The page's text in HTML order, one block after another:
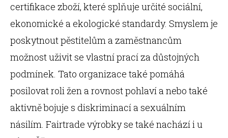
certifikace zboží, které splňuje určité sociální,
ekonomické a ekologické standardy. Smyslem je
poskytnout pěstitelům a zaměstnancům
možnost uživit se vlastní prací za důstojných
podmínek. Tato organizace také pomáhá
posilovat roli žen a rovnost pohlaví a nebo také
aktivně bojuje s diskriminací a sexuálním
násilím. Fairtrade výrobky se také nachází i u